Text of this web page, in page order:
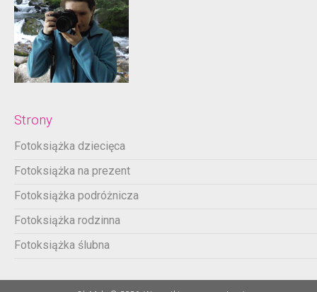
Strony
Fotoksiążka dziecięca
Fotoksiążka na prezent
Fotoksiążka podróżnicza
Fotoksiążka rodzinna
Fotoksiążka ślubna